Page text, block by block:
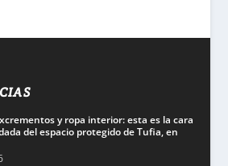
y ropa interior: esta es la cara
del espacio protegido de Tufia, en